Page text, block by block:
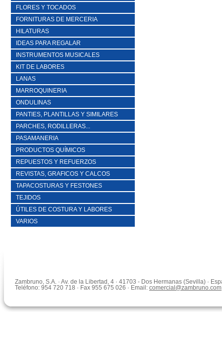
FLORES Y TOCADOS
FORNITURAS DE MERCERIA
HILATURAS
IDEAS PARA REGALAR
INSTRUMENTOS MUSICALES
KIT DE LABORES
LANAS
MARROQUINERIA
ONDULINAS
PANTIES, PLANTILLAS Y SIMILARES
PARCHES, RODILLERAS...
PASAMANERIA
PRODUCTOS QUÍMICOS
REPUESTOS Y REFUERZOS
REVISTAS, GRAFICOS Y CALCOS
TAPACOSTURAS Y FESTONES
TEJIDOS
ÚTILES DE COSTURA Y LABORES
VARIOS
Zambruno, S.A. · Av. de la Libertad, 4 · 41703 - Dos Hermanas (Sevilla) ·
Teléfono: 954 720 718 · Fax 955 675 026 · Email: comercial@zambruno.com